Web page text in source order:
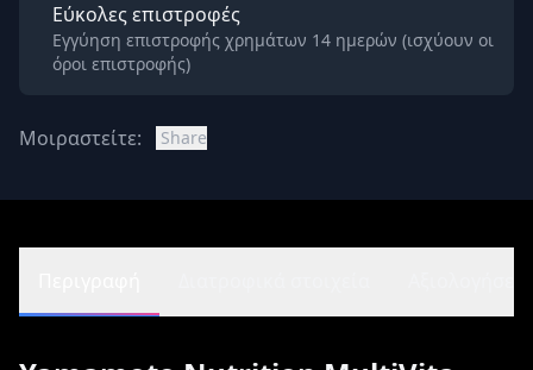
Εύκολες επιστροφές
Εγγύηση επιστροφής χρημάτων 14 ημερών (ισχύουν οι
όροι επιστροφής)
Μοιραστείτε: Share